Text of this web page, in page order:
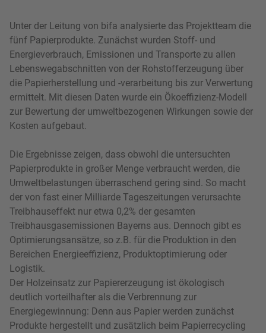
Unter der Leitung von bifa analysierte das Projektteam die
fünf Papierprodukte. Zunächst wurden Stoff- und
Energieverbrauch, Emissionen und Transporte zu allen
Lebenswegabschnitten von der Rohstofferzeugung über
die Papierherstellung und -verarbeitung bis zur Verwertung
ermittelt. Mit diesen Daten wurde ein Ökoeffizienz-Modell
zur Bewertung der umweltbezogenen Wirkungen sowie der
Kosten aufgebaut.
Die Ergebnisse zeigen, dass obwohl die untersuchten
Papierprodukte in großer Menge verbraucht werden, die
Umweltbelastungen überraschend gering sind. So macht
der von fast einer Milliarde Tageszeitungen verursachte
Treibhauseffekt nur etwa 0,2% der gesamten
Treibhausgasemissionen Bayerns aus. Dennoch gibt es
Optimierungsansätze, so z.B. für die Produktion in den
Bereichen Energieeffizienz, Produktoptimierung oder
Logistik.
Der Holzeinsatz zur Papiererzeugung ist ökologisch
deutlich vorteilhafter als die Verbrennung zur
Energiegewinnung: Denn aus Papier werden zunächst
Produkte hergestellt und zusätzlich beim Papierrecycling